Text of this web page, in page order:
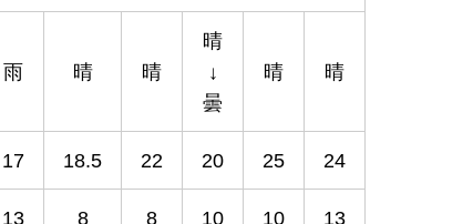
雨 晴 晴
晴
↓
曇
晴 晴
17 18.5 22 20 25 24
13 8 8 10 10 13